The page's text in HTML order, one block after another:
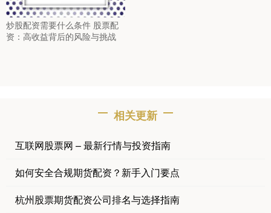
炒股配资需要什么条件 股票配
资：高收益背后的风险与挑战
相关更新
互联网股票网 – 最新行情与投资指南
如何安全合规期货配资？新手入门要点
杭州股票期货配资公司排名与选择指南